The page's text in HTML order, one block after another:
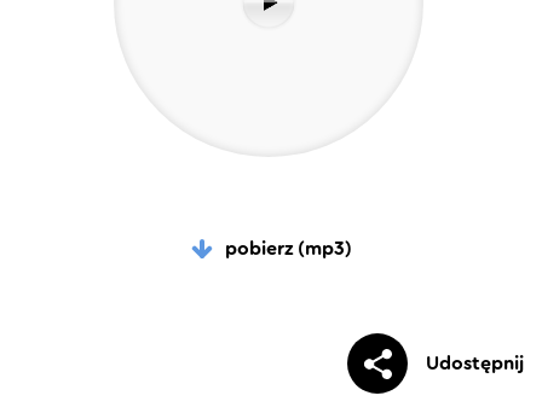
pobierz (mp3)
Udostępnij